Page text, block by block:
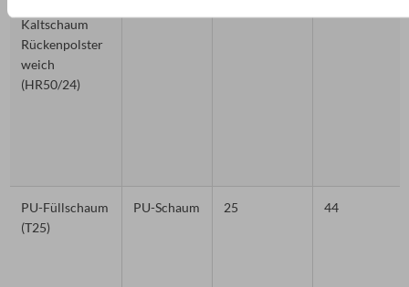
Kaltschaum
Rückenpolster
weich
(HR50/24)
PU-Füllschaum
(T25)
PU-Schaum 25 44